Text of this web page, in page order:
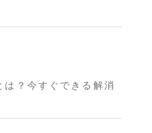
は？今すぐできる解消